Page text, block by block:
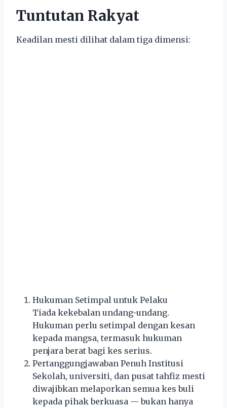
Tuntutan Rakyat
Keadilan mesti dilihat dalam tiga dimensi:
Hukuman Setimpal untuk Pelaku
Tiada kekebalan undang-undang.
Hukuman perlu setimpal dengan kesan
kepada mangsa, termasuk hukuman
penjara berat bagi kes serius.
Pertanggungjawaban Penuh Institusi
Sekolah, universiti, dan pusat tahfiz mesti
diwajibkan melaporkan semua kes buli
kepada pihak berkuasa — bukan hanya